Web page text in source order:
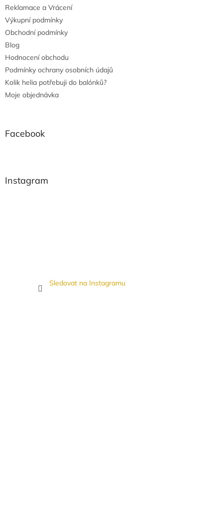
Reklamace a Vrácení
Výkupní podmínky
Obchodní podmínky
Blog
Hodnocení obchodu
Podmínky ochrany osobních údajů
Kolik helia potřebuji do balónků?
Moje objednávka
Facebook
Instagram
Sledovat na Instagramu